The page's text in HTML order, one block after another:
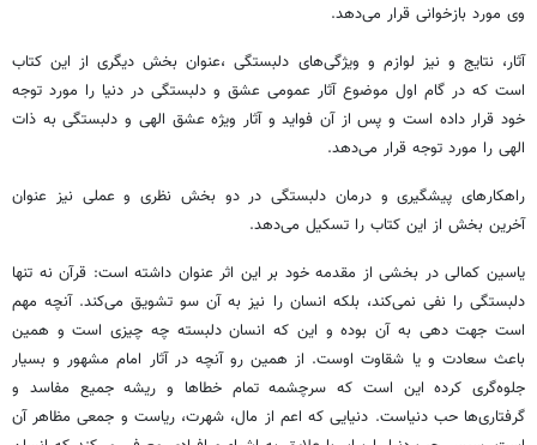
وی مورد بازخوانی قرار می‌دهد.
آثار، نتایج و نیز لوازم و ویژگی‌های دلبستگی ،عنوان بخش دیگری از این کتاب
است که در گام اول موضوع آثار عمومی عشق و دلبستگی در دنیا را مورد توجه
خود قرار داده است و پس از آن فواید و آثار ویژه عشق الهی و دلبستگی به ذات
الهی را مورد توجه قرار می‌دهد.
راهکارهای پیشگیری و درمان دلبستگی در دو بخش نظری و عملی نیز عنوان
آخرین بخش از این کتاب را تسکیل می‌دهد.
یاسین کمالی در بخشی از مقدمه خود بر این اثر عنوان داشته است: قرآن نه تنها
دلبستگی را نفی نمی‌کند، بلکه انسان را نیز به آن سو تشویق می‌کند. آنچه مهم
است جهت دهی به آن بوده و این که انسان دلبسته چه چیزی است و همین
باعث سعادت و یا شقاوت اوست. از همین رو آنچه در آثار امام مشهور و بسیار
جلوه‌گری کرده این است که سرچشمه تمام خطاها و ریشه جمیع مفاسد و
گرفتاری‌ها حب دنیاست. دنیایی که اعم از مال، شهرت، ریاست و جمعی مظاهر آن